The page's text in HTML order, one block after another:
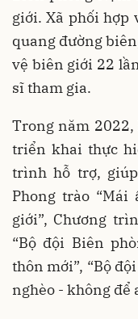
giới. Xã phối hợp
quang đường
vệ biên giới 22
sĩ tham gia.
Trong năm
triển khai thực
trình hỗ trợ,
Phong trào
giới”, Chương
“Bộ đội Biên
thôn mới”, “Bộ
nghèo - không để